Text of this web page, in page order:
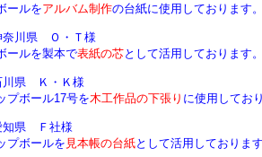
ールをアルバム制作の台紙に使用しております。
奈川県 Ｏ・Ｔ様
ールを製本で表紙の芯として活用しております。
川県 Ｋ・Ｋ様
プボール17号を木工作品の下張り に使用してお
知県 Ｆ社様
プボールを 見本帳の台紙として活用しております